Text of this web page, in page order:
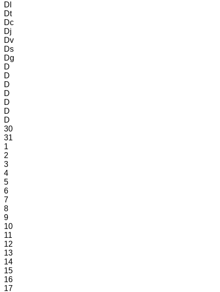
Dl
Dt
Dc
Dj
Dv
Ds
Dg
D
D
D
D
D
D
D
30
31
1
2
3
4
5
6
7
8
9
10
11
12
13
14
15
16
17